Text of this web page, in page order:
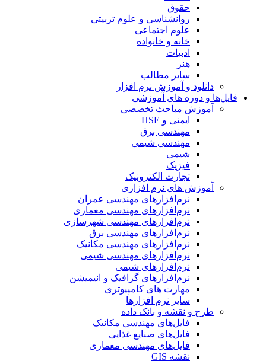
حقوق
روانشناسی و علوم تربیتی
علوم اجتماعی
خانه و خانواده
ادبیات
هنر
سایر مطالب
دانلود و آموزش نرم افزار
فایل‌ها و دوره های آموزشی
آموزش مباحث تخصصی
ایمنی و HSE
مهندسی برق
مهندسی شیمی
شیمی
فیزیک
تجارت الکترونیک
آموزش های نرم افزاری
نرم‌افزارهای مهندسی عمران
نرم‌افزارهای مهندسی معماری
نرم‌افزارهای مهندسی شهرسازی
نرم‌افزارهای مهندسی برق
نرم‌افزارهای مهندسی مکانیک
نرم‌افزارهای مهندسی شیمی
نرم‌افزارهای شیمی
نرم‌افزارهای گرافیک و انیمیشن
مهارت های کامپیوتری
سایر نرم افزارها
طرح و نقشه و بانک داده
فایل‌های مهندسی مکانیک
فایل‌های صنایع غذایی
فایل‌های مهندسی معماری
نقشه GIS